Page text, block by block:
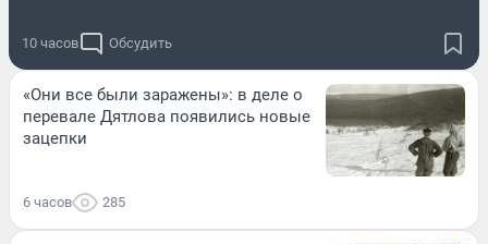
10 часов Обсудить
«Они все были заражены»: в деле о
перевале Дятлова появились новые
зацепки
6 часов 285